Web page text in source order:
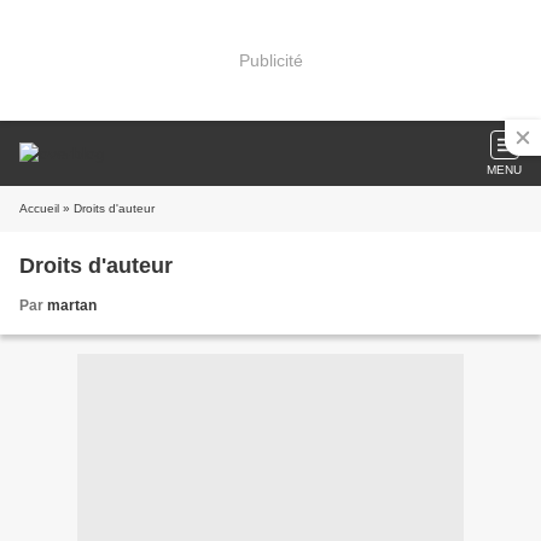
Publicité
MENU
Accueil » Droits d'auteur
Droits d'auteur
Par martan